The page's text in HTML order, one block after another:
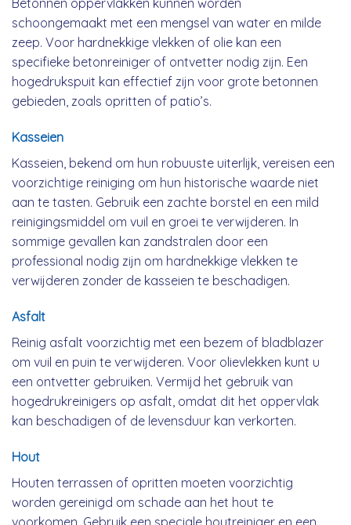
Betonnen oppervlakken kunnen worden
schoongemaakt met een mengsel van water en milde
zeep. Voor hardnekkige vlekken of olie kan een
specifieke betonreiniger of ontvetter nodig zijn. Een
hogedrukspuit kan effectief zijn voor grote betonnen
gebieden, zoals opritten of patio’s.
Kasseien
Kasseien, bekend om hun robuuste uiterlijk, vereisen een
voorzichtige reiniging om hun historische waarde niet
aan te tasten. Gebruik een zachte borstel en een mild
reinigingsmiddel om vuil en groei te verwijderen. In
sommige gevallen kan zandstralen door een
professional nodig zijn om hardnekkige vlekken te
verwijderen zonder de kasseien te beschadigen.
Asfalt
Reinig asfalt voorzichtig met een bezem of bladblazer
om vuil en puin te verwijderen. Voor olievlekken kunt u
een ontvetter gebruiken. Vermijd het gebruik van
hogedrukreinigers op asfalt, omdat dit het oppervlak
kan beschadigen of de levensduur kan verkorten.
Hout
Houten terrassen of opritten moeten voorzichtig
worden gereinigd om schade aan het hout te
voorkomen. Gebruik een speciale houtreiniger en een